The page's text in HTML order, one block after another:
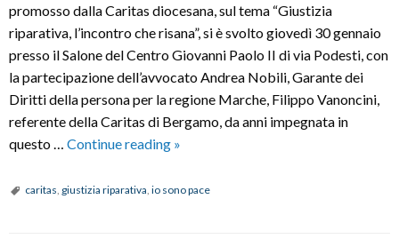
promosso dalla Caritas diocesana, sul tema “Giustizia
riparativa, l’incontro che risana”, si è svolto giovedì 30 gennaio
presso il Salone del Centro Giovanni Paolo II di via Podesti, con
la partecipazione dell’avvocato Andrea Nobili, Garante dei
Diritti della persona per la regione Marche, Filippo Vanoncini,
referente della Caritas di Bergamo, da anni impegnata in
questo … Continue reading “Io
Pace”:
»
caritas giustizia riparativa io sono pace